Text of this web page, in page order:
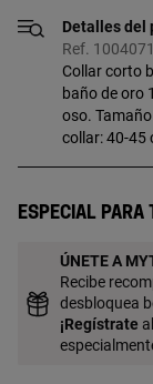
Detalles del
Ref.
Collar corto
baño de oro
oso.
collar: 40-45
espesor.
Especial para
ÚNETE A
Recibe
desbloquea
¡Regístrate